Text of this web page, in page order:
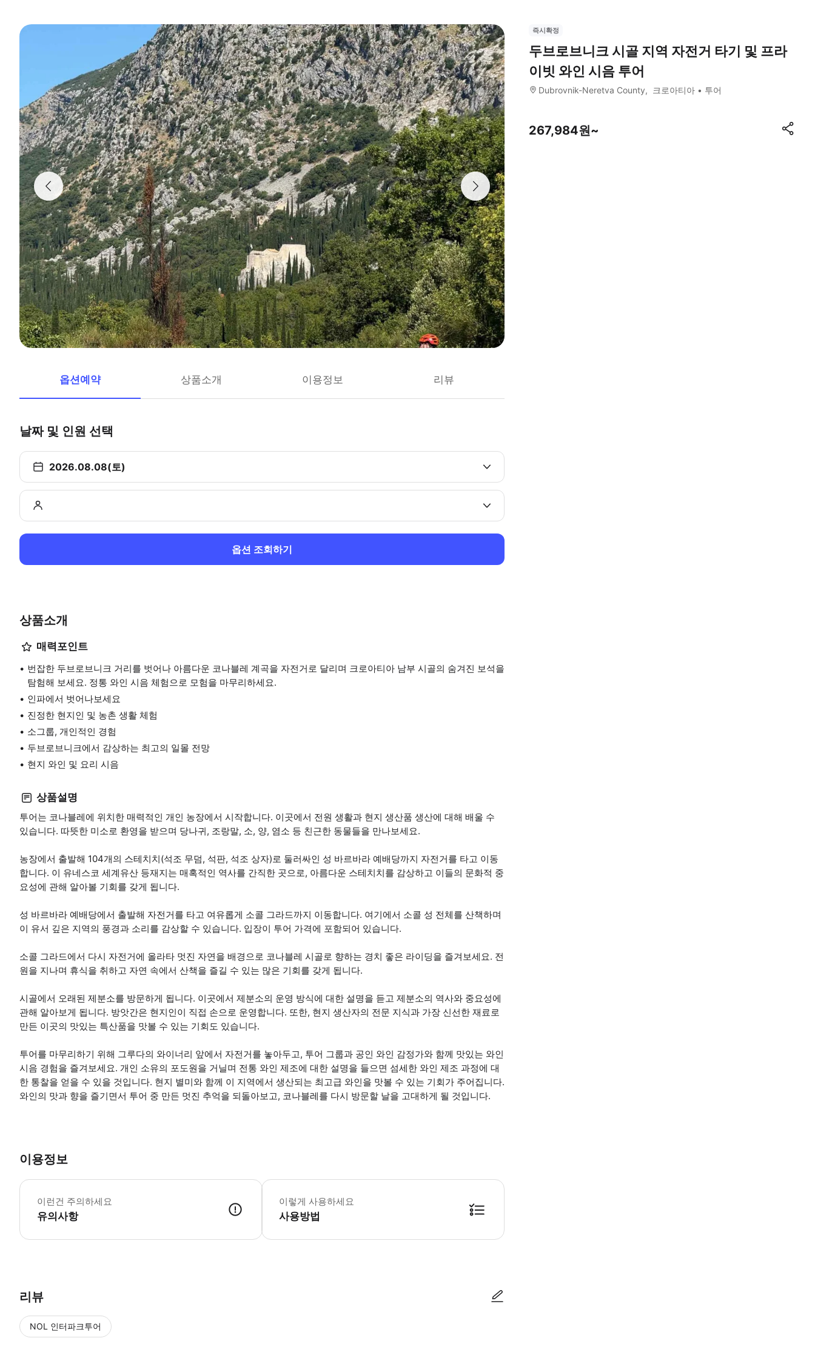
옵션예약 상품소개 이용정보 리뷰
날짜 및 인원 선택
2026.08.08(토)
옵션 조회하기
상품소개
매력포인트
번잡한 두브로브니크 거리를 벗어나 아름다운 코나블레 계곡을 자전거로 달리며 크로아티아 남부 시골의 숨겨진 보석을
탐험해 보세요. 정통 와인 시음 체험으로 모험을 마무리하세요.
인파에서 벗어나보세요
진정한 현지인 및 농촌 생활 체험
소그룹, 개인적인 경험
두브로브니크에서 감상하는 최고의 일몰 전망
현지 와인 및 요리 시음
상품설명
투어는 코나블레에 위치한 매력적인 개인 농장에서 시작합니다. 이곳에서 전원 생활과 현지 생산품 생산에 대해 배울 수
있습니다. 따뜻한 미소로 환영을 받으며 당나귀, 조랑말, 소, 양, 염소 등 친근한 동물들을 만나보세요.
농장에서 출발해 104개의 스테치치(석조 무덤, 석판, 석조 상자)로 둘러싸인 성 바르바라 예배당까지 자전거를 타고 이동
합니다. 이 유네스코 세계유산 등재지는 매혹적인 역사를 간직한 곳으로, 아름다운 스테치치를 감상하고 이들의 문화적 중
요성에 관해 알아볼 기회를 갖게 됩니다.
성 바르바라 예배당에서 출발해 자전거를 타고 여유롭게 소콜 그라드까지 이동합니다. 여기에서 소콜 성 전체를 산책하며
이 유서 깊은 지역의 풍경과 소리를 감상할 수 있습니다. 입장이 투어 가격에 포함되어 있습니다.
소콜 그라드에서 다시 자전거에 올라타 멋진 자연을 배경으로 코나블레 시골로 향하는 경치 좋은 라이딩을 즐겨보세요. 전
원을 지나며 휴식을 취하고 자연 속에서 산책을 즐길 수 있는 많은 기회를 갖게 됩니다.
시골에서 오래된 제분소를 방문하게 됩니다. 이곳에서 제분소의 운영 방식에 대한 설명을 듣고 제분소의 역사와 중요성에
관해 알아보게 됩니다. 방앗간은 현지인이 직접 손으로 운영합니다. 또한, 현지 생산자의 전문 지식과 가장 신선한 재료로
만든 이곳의 맛있는 특산품을 맛볼 수 있는 기회도 있습니다.
투어를 마무리하기 위해 그루다의 와이너리 앞에서 자전거를 놓아두고, 투어 그룹과 공인 와인 감정가와 함께 맛있는 와인
시음 경험을 즐겨보세요. 개인 소유의 포도원을 거닐며 전통 와인 제조에 대한 설명을 들으면 섬세한 와인 제조 과정에 대
한 통찰을 얻을 수 있을 것입니다. 현지 별미와 함께 이 지역에서 생산되는 최고급 와인을 맛볼 수 있는 기회가 주어집니다.
와인의 맛과 향을 즐기면서 투어 중 만든 멋진 추억을 되돌아보고, 코나블레를 다시 방문할 날을 고대하게 될 것입니다.
이용정보
이런건 주의하세요
유의사항
* 소요시간 : 360분 (옵션에 따라 소요 시간이 다를 수 있으니, 예약 시 확인 부탁드립니다.)
이렇게 사용하세요
사용방법
리뷰
NOL 인터파크투어
즉시확정
두브로브니크 시골 지역 자전거 타기 및 프라
이빗 와인 시음 투어
Dubrovnik-Neretva County 크로아티아 투어
267,984원~